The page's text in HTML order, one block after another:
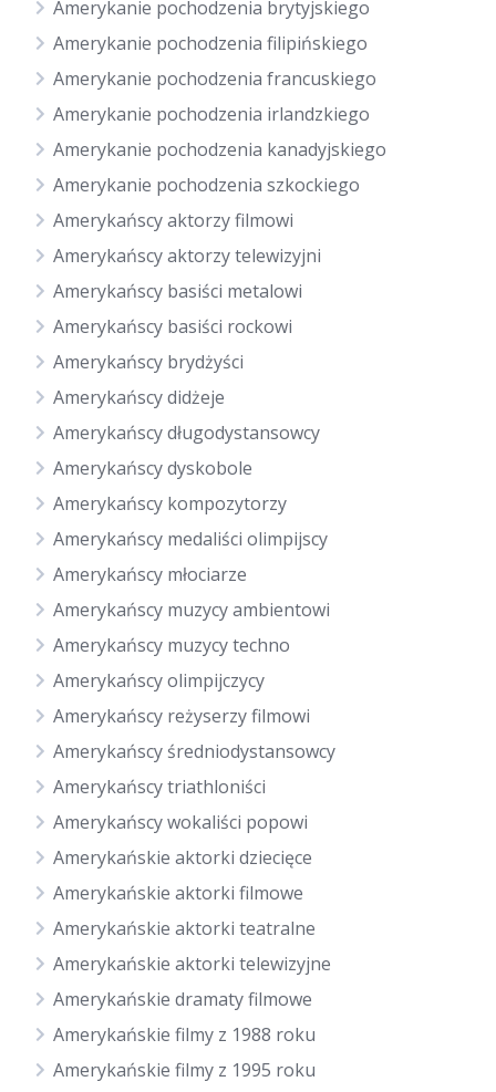
Amerykanie pochodzenia brytyjskiego
Amerykanie pochodzenia filipińskiego
Amerykanie pochodzenia francuskiego
Amerykanie pochodzenia irlandzkiego
Amerykanie pochodzenia kanadyjskiego
Amerykanie pochodzenia szkockiego
Amerykańscy aktorzy filmowi
Amerykańscy aktorzy telewizyjni
Amerykańscy basiści metalowi
Amerykańscy basiści rockowi
Amerykańscy brydżyści
Amerykańscy didżeje
Amerykańscy długodystansowcy
Amerykańscy dyskobole
Amerykańscy kompozytorzy
Amerykańscy medaliści olimpijscy
Amerykańscy młociarze
Amerykańscy muzycy ambientowi
Amerykańscy muzycy techno
Amerykańscy olimpijczycy
Amerykańscy reżyserzy filmowi
Amerykańscy średniodystansowcy
Amerykańscy triathloniści
Amerykańscy wokaliści popowi
Amerykańskie aktorki dziecięce
Amerykańskie aktorki filmowe
Amerykańskie aktorki teatralne
Amerykańskie aktorki telewizyjne
Amerykańskie dramaty filmowe
Amerykańskie filmy z 1988 roku
Amerykańskie filmy z 1995 roku